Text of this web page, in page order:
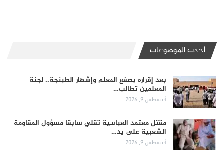
أحدث الموضوعات
بعد إقراره بصفع المعلم وإشهار الطبنجة.. لجنة
المعلمين تطالب…
أغسطس 9, 2026
مقتل معتمد العباسية تقلي سابقا مسؤول المقاومة
الشعبية على يد…
أغسطس 9, 2026